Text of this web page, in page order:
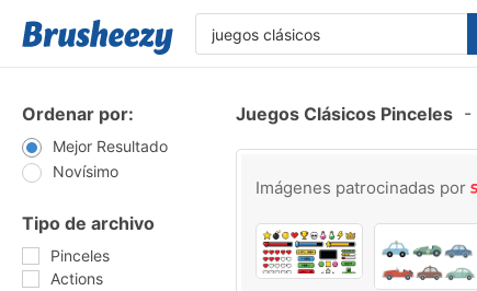
Ordenar por:
Mejor Resultado
Novísimo
Tipo de archivo
Pinceles
Actions
Juegos Clásicos Pinceles -
Imágenes patrocinadas por